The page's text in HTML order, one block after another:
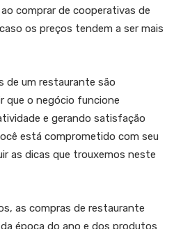
comprar de cooperativas de
os preços tendem a ser mais
de um restaurante são
que o negócio funcione
e gerando satisfação
está comprometido com seu
as dicas que trouxemos neste
as compras de restaurante
época do ano e dos produtos